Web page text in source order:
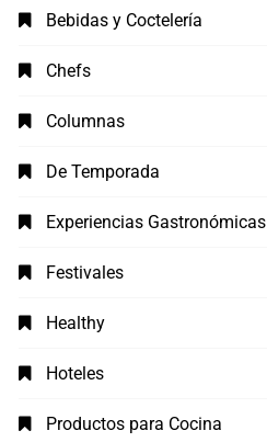
Bebidas y Coctelería
Chefs
Columnas
De Temporada
Experiencias Gastronómicas
Festivales
Healthy
Hoteles
Productos para Cocina